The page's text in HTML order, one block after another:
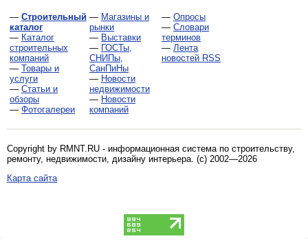
— Строительный
каталог
— Каталог
строительных
компаний
— Товары и
услуги
— Статьи и
обзоры
— Фотогалереи
— Магазины и
рынки
— Выставки
— ГОСТы,
СНИПы,
СанПиНы
— Новости
недвижимости
— Новости
компаний
— Опросы
— Словари
терминов
— Лента
новостей RSS
Copyright by RMNT.RU - информационная система по строительству,
ремонту, недвижимости, дизайну интерьера. (c) 2002—2026
Карта сайта